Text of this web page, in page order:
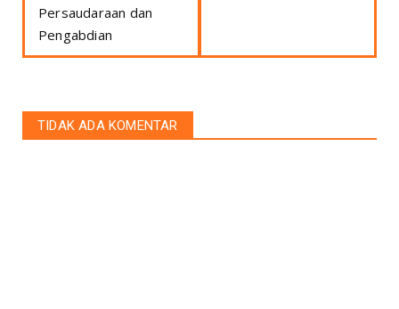
Persaudaraan dan
Pengabdian
TIDAK ADA KOMENTAR